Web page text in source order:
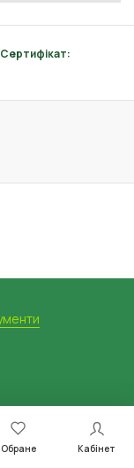
Обране Кабінет
Сертифікат: